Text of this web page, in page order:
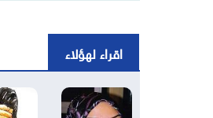
اقراء لهؤلاء